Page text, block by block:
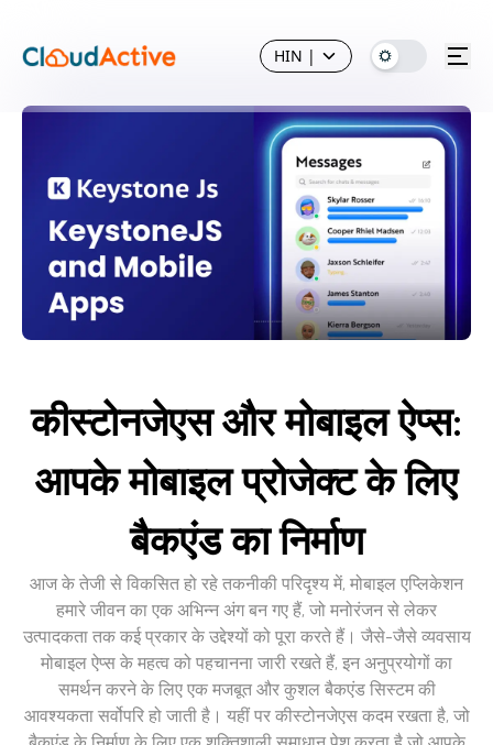
HIN |
कीस्टोनजेएस और मोबाइल ऐप्स:
आपके मोबाइल प्रोजेक्ट के लिए
बैकएंड का निर्माण
आज के तेजी से विकसित हो रहे तकनीकी परिदृश्य में, मोबाइल एप्लिकेशन
हमारे जीवन का एक अभिन्न अंग बन गए हैं, जो मनोरंजन से लेकर
उत्पादकता तक कई प्रकार के उद्देश्यों को पूरा करते हैं। जैसे-जैसे व्यवसाय
मोबाइल ऐप्स के महत्व को पहचानना जारी रखते हैं, इन अनुप्रयोगों का
समर्थन करने के लिए एक मजबूत और कुशल बैकएंड सिस्टम की
आवश्यकता सर्वोपरि हो जाती है। यहीं पर कीस्टोनजेएस कदम रखता है, जो